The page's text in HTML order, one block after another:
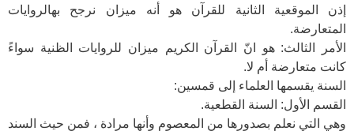
إذن الموقعية الثانية للقرآن هو أنه ميزان نرجح بهالروايات
المتعارضة.
الأمر الثالث: هو انّ القرآن الكريم ميزان للروايات الظنية سواءً
كانت متعارضة أم لا.
السنة يقسمها العلماء إلى قمسين:
القسم الأول: السنة القطعية.
وهي التي نعلم بصدورها من المعصوم وأنها مرادة ، فمن حيث السند